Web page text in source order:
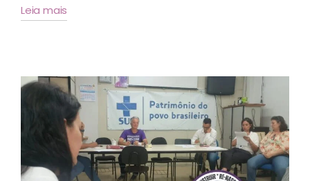
Leia mais